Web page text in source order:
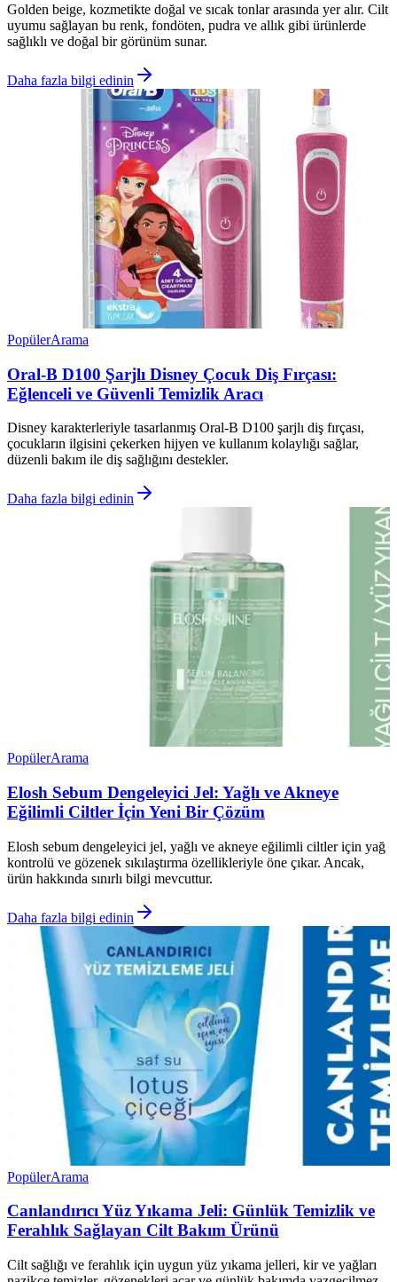
Golden beige, kozmetikte doğal ve sıcak tonlar arasında yer alır. Cilt
uyumu sağlayan bu renk, fondöten, pudra ve allık gibi ürünlerde
sağlıklı ve doğal bir görünüm sunar.
Daha fazla bilgi edinin
PopülerArama
Oral-B D100 Şarjlı Disney Çocuk Diş Fırçası:
Eğlenceli ve Güvenli Temizlik Aracı
Disney karakterleriyle tasarlanmış Oral-B D100 şarjlı diş fırçası,
çocukların ilgisini çekerken hijyen ve kullanım kolaylığı sağlar,
düzenli bakım ile diş sağlığını destekler.
Daha fazla bilgi edinin
PopülerArama
Elosh Sebum Dengeleyici Jel: Yağlı ve Akneye
Eğilimli Ciltler İçin Yeni Bir Çözüm
Elosh sebum dengeleyici jel, yağlı ve akneye eğilimli ciltler için yağ
kontrolü ve gözenek sıkılaştırma özellikleriyle öne çıkar. Ancak,
ürün hakkında sınırlı bilgi mevcuttur.
Daha fazla bilgi edinin
PopülerArama
Canlandırıcı Yüz Yıkama Jeli: Günlük Temizlik ve
Ferahlık Sağlayan Cilt Bakım Ürünü
Cilt sağlığı ve ferahlık için uygun yüz yıkama jelleri, kir ve yağları